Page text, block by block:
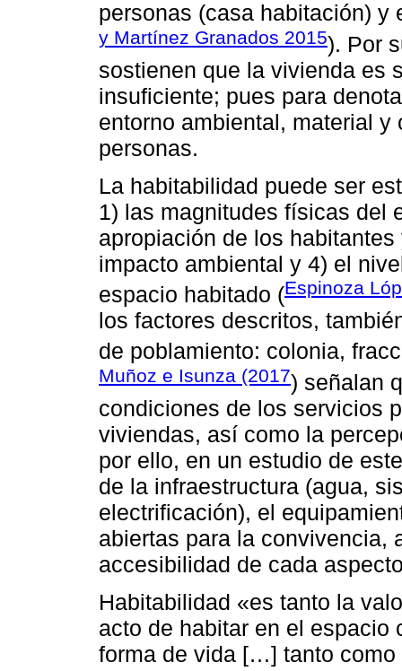
personas (casa habitación) y
y Martínez Granados 2015). Por
sostienen que la vivienda es
insuficiente; pues para
entorno ambiental, material
personas.
La habitabilidad puede ser
1) las magnitudes físicas del
apropiación de los
impacto ambiental y 4) el
espacio habitado (Espinoza
los factores descritos,
de poblamiento: colonia,
Muñoz e Isunza (2017) señalan
condiciones de los servicios
viviendas, así como la
por ello, en un estudio de
de la infraestructura (agua,
electrificación), el
abiertas para la convivencia,
accesibilidad de cada
Habitabilidad «es tanto la
acto de habitar en el espacio
forma de vida […] tanto